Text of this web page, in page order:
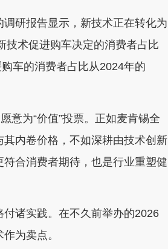
研报告显示，新技术正在转化为
技术促进购车决定的消费者占比
车的消费者占比从2024年的
为“价值”投票。正如麦肯锡全
内卷价格，不如深耕由技术创新
合消费者期待，也是行业重塑健
诸实践。在不久前举办的2026
为卖点。